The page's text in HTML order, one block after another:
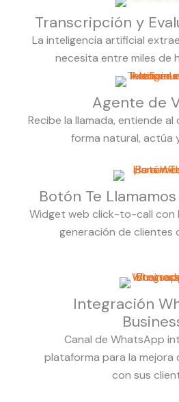
Transcripción y
La inteligencia artificial
necesita entre miles de
Agente de
Recibe la llamada, entiende
forma natural, actúa
Botón Te
Widget web click-to-call con
generación de clientes
Integración
Canal de WhatsApp
plataforma para la mejora
con sus